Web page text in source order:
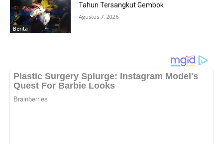
Berita
Tahun Tersangkut Gembok
Agustus 7, 2026